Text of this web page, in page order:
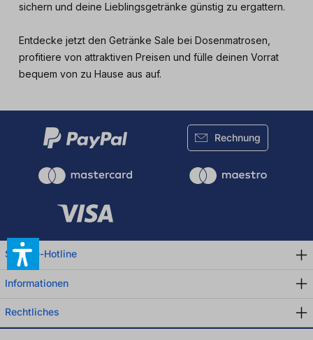
sichern und deine Lieblingsgetränke günstig zu ergattern.
Entdecke jetzt den Getränke Sale bei Dosenmatrosen,
profitiere von attraktiven Preisen und fülle deinen Vorrat
bequem von zu Hause aus auf.
Rechnung
Service-Hotline
Informationen
Rechtliches